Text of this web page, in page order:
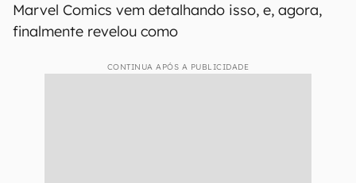
Marvel Comics vem detalhando isso, e, agora,
finalmente revelou como
CONTINUA APÓS A PUBLICIDADE